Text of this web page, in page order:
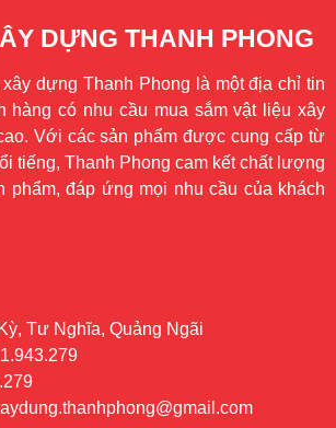
DỰNG THANH PHONG
dựng Thanh Phong là một địa chỉ tin
hàng có nhu cầu mua sắm vật liệu xây
Với các sản phẩm được cung cấp từ
tiếng, Thanh Phong cam kết chất lượng
phẩm, đáp ứng mọi nhu cầu của khách
Tư Nghĩa, Quảng Ngãi